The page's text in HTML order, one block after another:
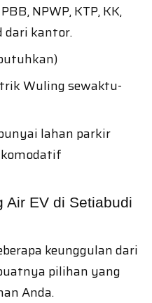
NPWP, KTP, KK,
dari kantor.
Wuling sewaktu-
lahan parkir
Air EV di Setiabudi
keunggulan dari
pilihan yang
Anda.